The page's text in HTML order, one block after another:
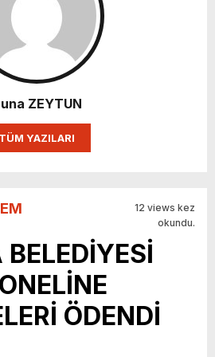
ZEYTUN
TÜM YAZILARI
12 views kez
okundu.
ÖDENDİ